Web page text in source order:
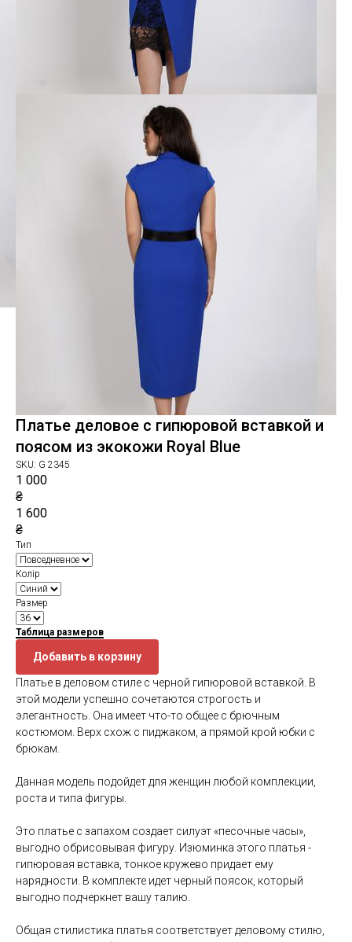
Платье деловое с гипюровой вставкой и
поясом из экокожи Royal Blue
SKU: G 2345
1 000
₴
1 600
₴
Тип
Колір
Размер
Таблица размеров
Добавить в корзину
Платье в деловом стиле с черной гипюровой вставкой. В
этой модели успешно сочетаются строгость и
элегантность. Она имеет что-то общее с брючным
костюмом. Верх схож с пиджаком, а прямой крой юбки с
брюкам.
Данная модель подойдет для женщин любой комплекции,
роста и типа фигуры.
Это платье с запахом создает силуэт «песочные часы»,
выгодно обрисовывая фигуру. Изюминка этого платья -
гипюровая вставка, тонкое кружево придает ему
нарядности. В комплекте идет черный поясок, который
выгодно подчеркнет вашу талию.
Общая стилистика платья соответствует деловому стилю,